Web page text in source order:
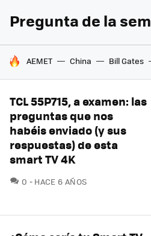
Pregunta de la
HOY SE HABLA DE
AEMET China Bill Gates
TCL 55P715, a examen: las
preguntas que nos
habéis enviado (y sus
respuestas) de esta
smart TV 4K
0 COMENTARIOS
HACE 6 AÑOS